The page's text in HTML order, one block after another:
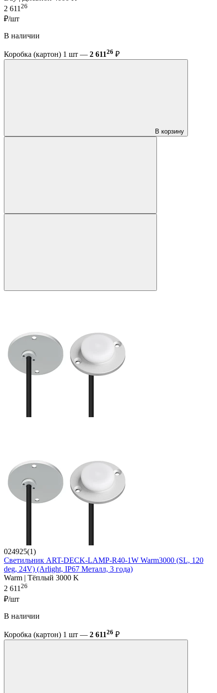
2 611 26
₽/шт
В наличии
Коробка (картон) 1 шт — 2 61126 ₽
В корзину
024925(1)
Светильник ART-DECK-LAMP-R40-1W Warm3000 (SL, 120
deg, 24V) (Arlight, IP67 Металл, 3 года)
Warm | Тёплый 3000 K
2 61126
₽/шт
В наличии
Коробка (картон) 1 шт — 2 61126 ₽